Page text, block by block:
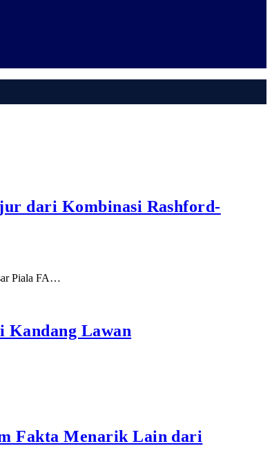
dari Kombinasi Rashford-
Piala FA…
Kandang Lawan
Fakta Menarik Lain dari